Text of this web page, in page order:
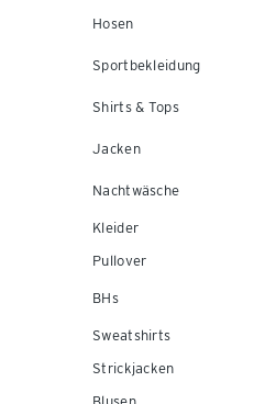
Hosen
Sportbekleidung
Shirts & Tops
Jacken
Nachtwäsche
Kleider
Pullover
BHs
Sweatshirts
Strickjacken